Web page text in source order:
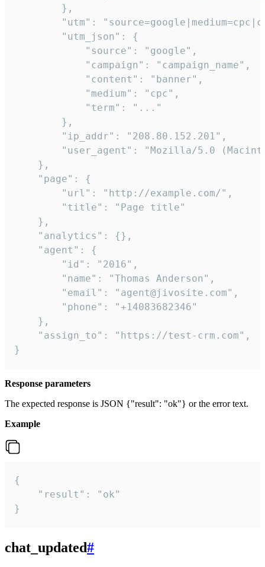
        },
"utm":
        "utm_json": {
            "source": "google",
            "campaign": "campaign_name",
            "content": "banner",
            "medium": "cpc",
            "term": "..."
        },
        "ip_addr": "208.80.152.201",
"user_agent": "Mozilla/5.0
    },
    "page": {
        "url": "http://example.com/",
        "title": "Page title"
    },
    "analytics": {},
    "agent": {
        "id": "2016",
        "name": "Thomas Anderson",
        "email": "agent@jivosite.com",
        "phone": "+14083682346"
    },
    "assign_to": "https://test-crm.com",
}
Response parameters
The expected response is JSON {"result": "ok"} or the error text.
Example
{
    "result": "ok"
}
chat_updated#